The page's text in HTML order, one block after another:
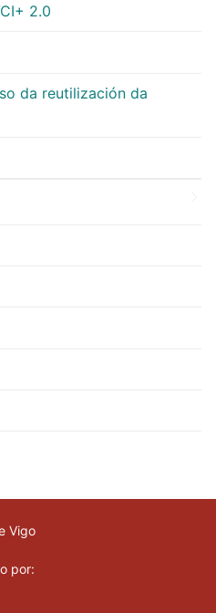
2.0
da reutilización da
Vigo
por: